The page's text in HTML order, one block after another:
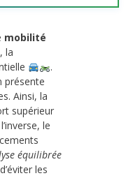
mobilité
, la
.
présente
Ainsi, la
supérieur
le
équilibrée
les